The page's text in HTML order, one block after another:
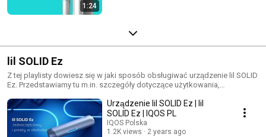
1:24
lil SOLID Ez
Z tej playlisty dowiesz się w jaki sposób obsługiwać urządzenie lil SOLID
Ez. Przedstawiamy tu m.in. szczegóły dotyczące użytkowania,
Urządzenie lil SOLID Ez | lil
SOLID Ez | IQOS PL
IQOS Polska
1.2K views
2 years ago